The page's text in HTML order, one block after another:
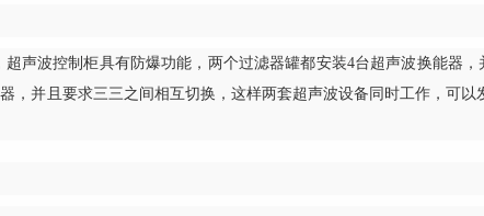
波控制柜具有防爆功能，两个过滤器罐都安装4台超声波换能器
，并且要求三三之间相互切换，这样两套超声波设备同时工作，可